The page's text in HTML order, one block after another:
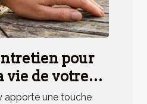
pour
vie de votre
apporte une touche